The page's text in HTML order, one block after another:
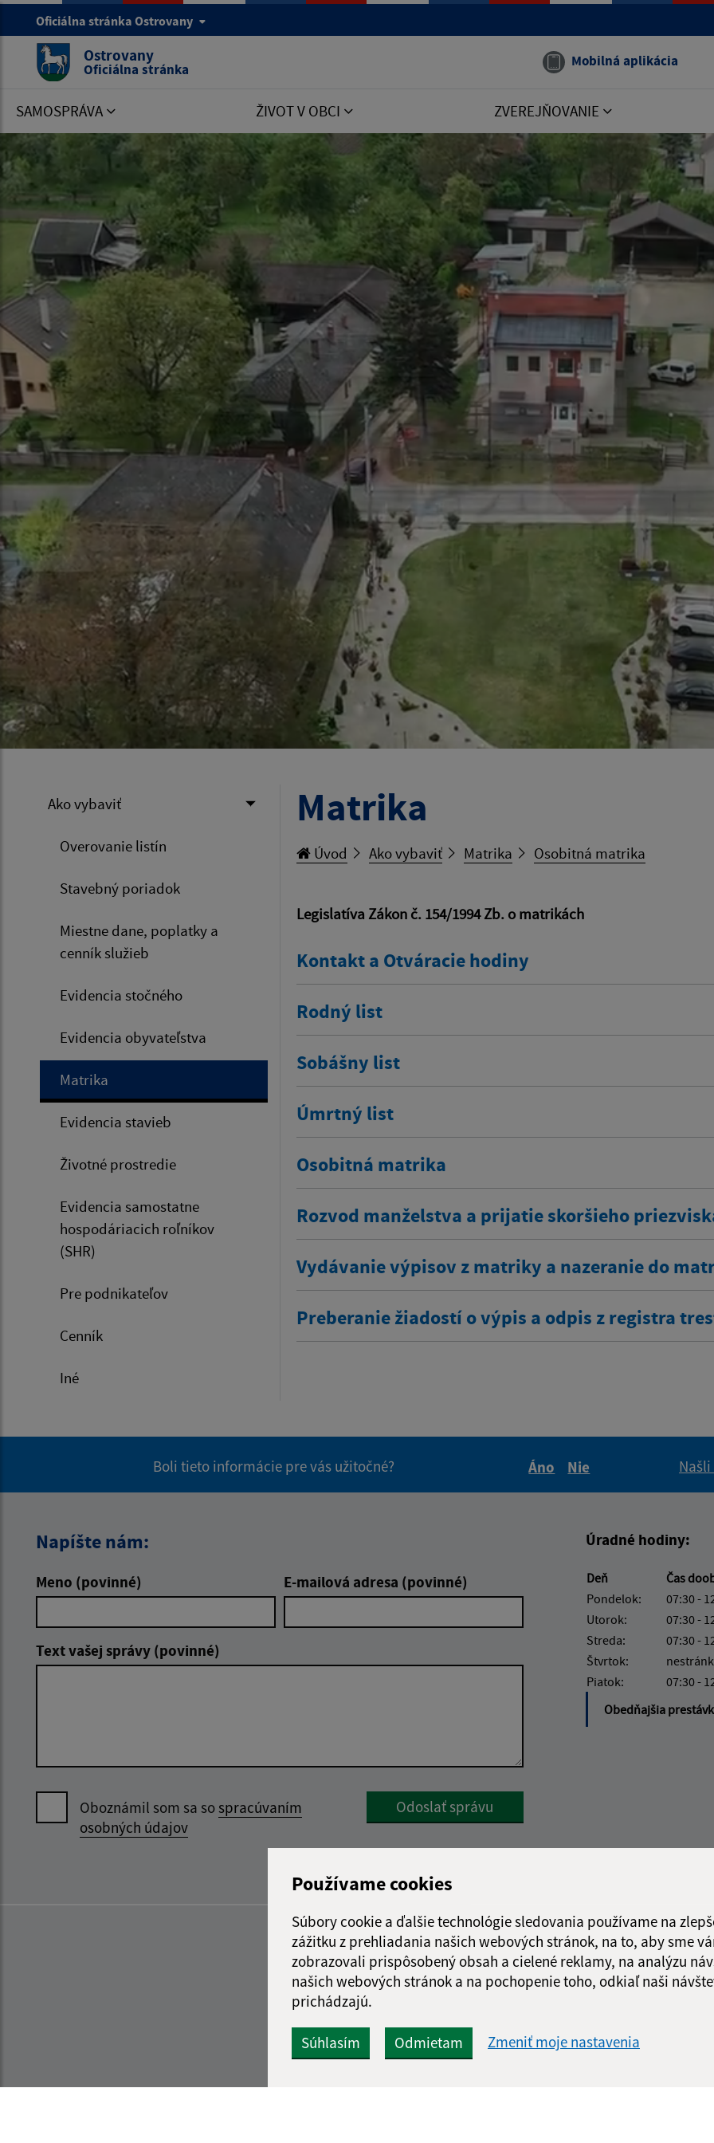
Používame cookies
Súbory cookie a ďalšie technológie sledovania používame na
zážitku z prehliadania našich webových stránok, na to, aby sme
zobrazovali prispôsobený obsah a cielené reklamy, na analýzu
našich webových stránok a na pochopenie toho, odkiaľ naši
prichádzajú.
Súhlasím Odmietam Zmeniť moje nastavenia
Oficiálna stránka Ostrovany
Ostrovany
Oficiálna stránka Mobilná aplikácia
SAMOSPRÁVA ŽIVOT V OBCI ZVEREJŇOVANIE
Ako vybaviť
Overovanie listín
Stavebný poriadok
Miestne dane, poplatky a
cenník služieb
Evidencia stočného
Evidencia obyvateľstva
Matrika
Evidencia stavieb
Životné prostredie
Evidencia samostatne
hospodáriacich roľníkov
(SHR)
Pre podnikateľov
Cenník
Iné
Matrika
Úvod Ako vybaviť Matrika Osobitná matrika
Legislatíva Zákon č. 154/1994 Zb. o matrikách
Kontakt a Otváracie hodiny
Rodný list
Sobášny list
Úmrtný list
Osobitná matrika
Rozvod manželstva a prijatie skoršieho
Vydávanie výpisov z matriky a nazeranie do
Preberanie žiadostí o výpis a odpis z registra
Boli tieto informácie pre vás užitočné?
Áno
Nie
Napíšte nám:
Meno (povinné) E-mailová adresa (povinné)
Text vašej správy (povinné)
Oboznámil som sa sospracúvaním
osobných údajov
Google reCaptcha Response
Odoslať správu
Úradné hodiny:
Deň Čas
Pondelok:
07:30 -
Utorok:
07:30 -
Streda:
07:30 -
Štvrtok:
Piatok:
07:30 -
Obedňajšia